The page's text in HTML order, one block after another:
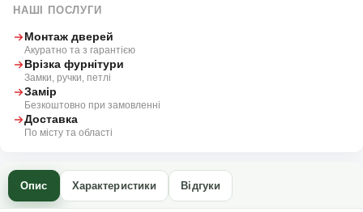
НАШІ ПОСЛУГИ
Монтаж дверей
Акуратно та з гарантією
Врізка фурнітури
Замки, ручки, петлі
Замір
Безкоштовно при замовленні
Доставка
По місту та області
Опис Характеристики Відгуки